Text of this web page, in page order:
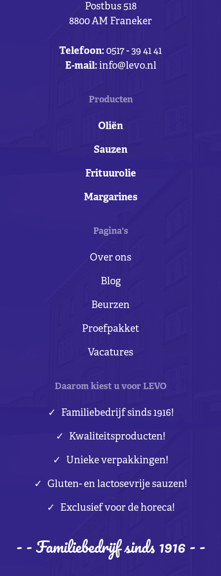
Postbus 518
8800 AM Franeker
Telefoon: 0517 - 39 41 41
E-mail:info@levo.nl
Producten
Oliën
Sauzen
Frituurolie
Margarines
Pagina's
Over ons
Blog
Beurzen
Proefpakket
Vacatures
Daarom kiest u voor LEVO
Familiebedrijf sinds 1916!
Kwaliteitsproducten!
Unieke verpakkingen!
Gluten- en lactosevrije sauzen!
Exclusief voor de horeca!
- - Familiebedrijf sinds 1916 - -